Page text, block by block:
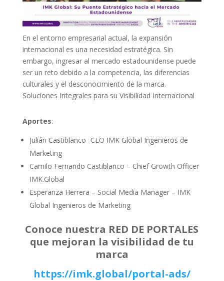
En el entorno empresarial actual, la expansión
internacional es una necesidad estratégica. Sin
embargo, ingresar al mercado estadounidense puede
ser un reto debido a la competencia, las diferencias
culturales y el desconocimiento de la marca.
Soluciones Integrales para su Visibilidad Internacional
Aportes:
Julián Castiblanco -CEO IMK Global Ingenieros de
Marketing
Camilo Fernando Castiblanco – Chief Growth Officer
IMK.Global
Esperanza Herrera – Social Media Manager – IMK
Global Ingenieros de Marketing
Conoce nuestra RED DE PORTALES
que mejoran la visibilidad de tu
marca
https://imk.global/portal-ads/